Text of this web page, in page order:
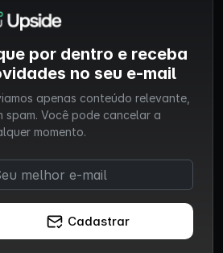
por dentro e receba
no seu e-mail
apenas conteúdo relevante,
spam. Você pode cancelar a
momento.
Cadastrar